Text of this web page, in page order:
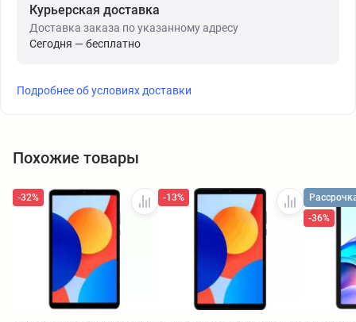
Курьерская доставка
Доставка заказа по указанному адресу
Сегодня — бесплатно
Подробнее об условиях доставки
Похожие товары
-32% -13%
-36%